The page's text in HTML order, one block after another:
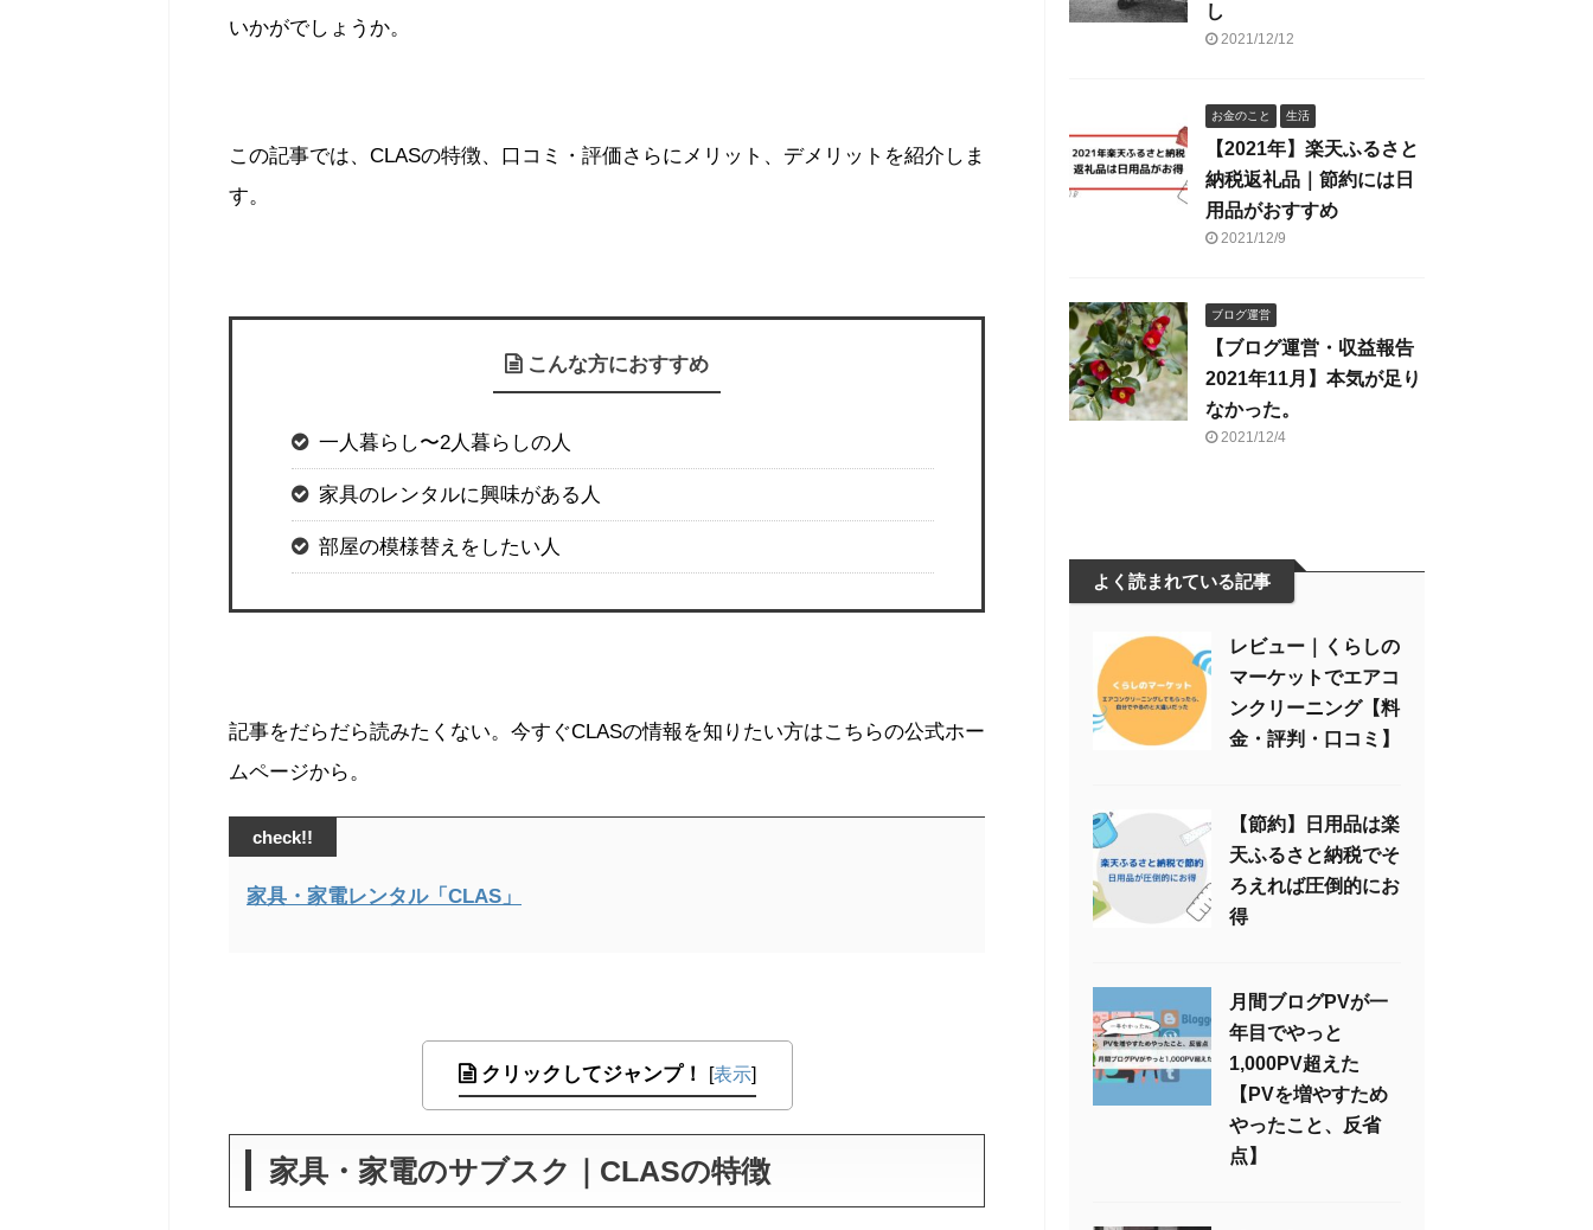
いかがでしょうか。
この記事では、CLASの特徴、口コミ・評価さらにメリット、デメリットを紹介しま
す。
こんな方におすすめ
一人暮らし〜2人暮らしの人
家具のレンタルに興味がある人
部屋の模様替えをしたい人
記事をだらだら読みたくない。今すぐCLASの情報を知りたい方はこちらの公式ホー
ムページから。
check!!
家具・家電レンタル「CLAS」
クリックしてジャンプ！ [表示]
家具・家電のサブスク｜CLASの特徴
し
2021/12/12
お金のこと 生活
【2021年】楽天ふるさと
納税返礼品｜節約には日
用品がおすすめ
2021/12/9
ブログ運営
【ブログ運営・収益報告
2021年11月】本気が足り
なかった。
2021/12/4
よく読まれている記事
レビュー｜くらしの
マーケットでエアコ
ンクリーニング【料
金・評判・口コミ】
【節約】日用品は楽
天ふるさと納税でそ
ろえれば圧倒的にお
得
月間ブログPVが一
年目でやっと
1,000PV超えた
【PVを増やすため
やったこと、反省
点】